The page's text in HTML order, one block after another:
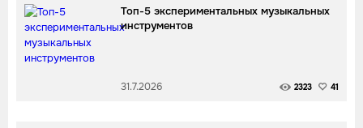
Топ-5 экспериментальных музыкальных
инструментов
31.7.2026 2323 41